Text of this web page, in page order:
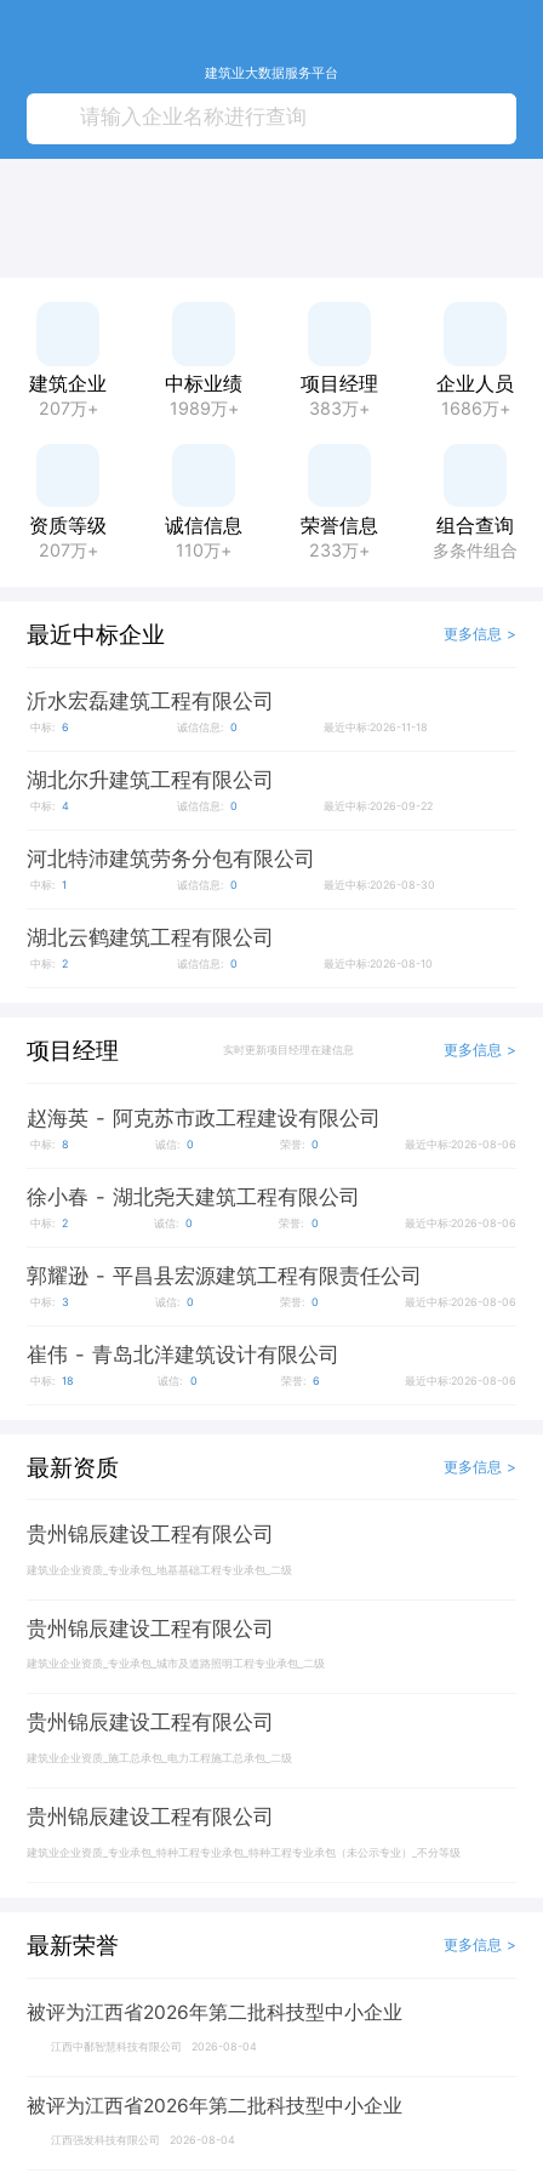
建筑业大数据服务平台
建筑企业
207万+
中标业绩
1989万+
项目经理
383万+
企业人员
1686万+
资质等级
207万+
诚信信息
110万+
荣誉信息
233万+
组合查询
多条件组合
最近中标企业 更多信息 >
沂水宏磊建筑工程有限公司
中标: 6 诚信信息: 0 最近中标:2026-11-18
湖北尔升建筑工程有限公司
中标: 4 诚信信息: 0 最近中标:2026-09-22
河北特沛建筑劳务分包有限公司
中标: 1 诚信信息: 0 最近中标:2026-08-30
湖北云鹤建筑工程有限公司
中标: 2 诚信信息: 0 最近中标:2026-08-10
项目经理 实时更新项目经理在建信息 更多信息 >
赵海英 - 阿克苏市政工程建设有限公司
中标: 8 诚信: 0 荣誉: 0 最近中标:2026-08-06
徐小春 - 湖北尧天建筑工程有限公司
中标: 2 诚信: 0 荣誉: 0 最近中标:2026-08-06
郭耀逊 - 平昌县宏源建筑工程有限责任公司
中标: 3 诚信: 0 荣誉: 0 最近中标:2026-08-06
崔伟 - 青岛北洋建筑设计有限公司
中标: 18 诚信: 0 荣誉: 6 最近中标:2026-08-06
最新资质 更多信息 >
贵州锦辰建设工程有限公司
建筑业企业资质_专业承包_地基基础工程专业承包_二级
贵州锦辰建设工程有限公司
建筑业企业资质_专业承包_城市及道路照明工程专业承包_二级
贵州锦辰建设工程有限公司
建筑业企业资质_施工总承包_电力工程施工总承包_二级
贵州锦辰建设工程有限公司
建筑业企业资质_专业承包_特种工程专业承包_特种工程专业承包（未公示专业）_不分等级
最新荣誉 更多信息 >
被评为江西省2026年第二批科技型中小企业
江西中鄱智慧科技有限公司 2026-08-04
被评为江西省2026年第二批科技型中小企业
江西强发科技有限公司 2026-08-04